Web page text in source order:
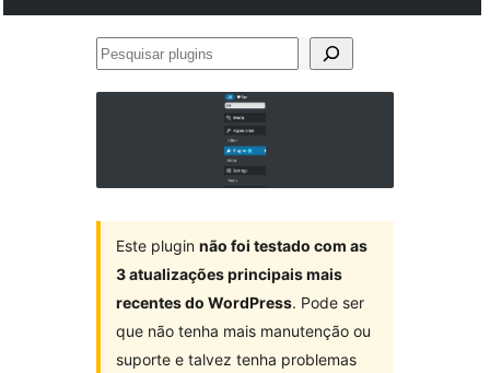
Pesquisar
Este plugin não foi testado com as
3 atualizações principais mais
recentes do WordPress. Pode ser
que não tenha mais manutenção ou
suporte e talvez tenha problemas